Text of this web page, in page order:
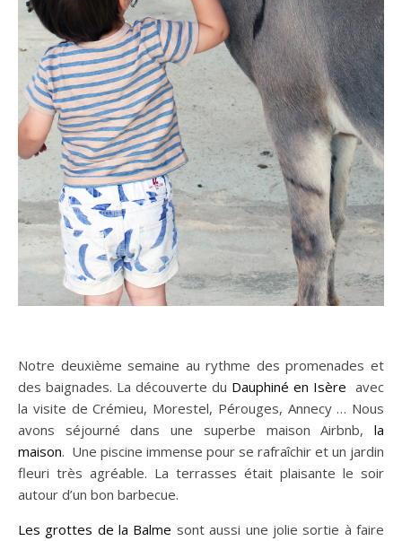
Notre deuxième semaine au rythme des promenades et
des baignades. La découverte du Dauphiné en Isère avec
la visite de Crémieu, Morestel, Pérouges, Annecy … Nous
avons séjourné dans une superbe maison Airbnb, la
maison. Une piscine immense pour se rafraîchir et un jardin
fleuri très agréable. La terrasses était plaisante le soir
autour d’un bon barbecue.
Les grottes de la Balme sont aussi une jolie sortie à faire